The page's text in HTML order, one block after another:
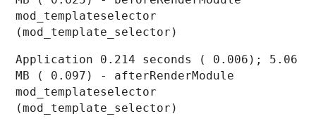
mod_templateselector
(mod_template_selector)
Application 0.214 seconds ( 0.006); 5.06
MB ( 0.097) - afterRenderModule
mod_templateselector
(mod_template_selector)